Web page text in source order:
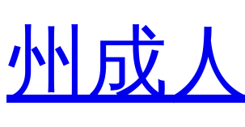
州成